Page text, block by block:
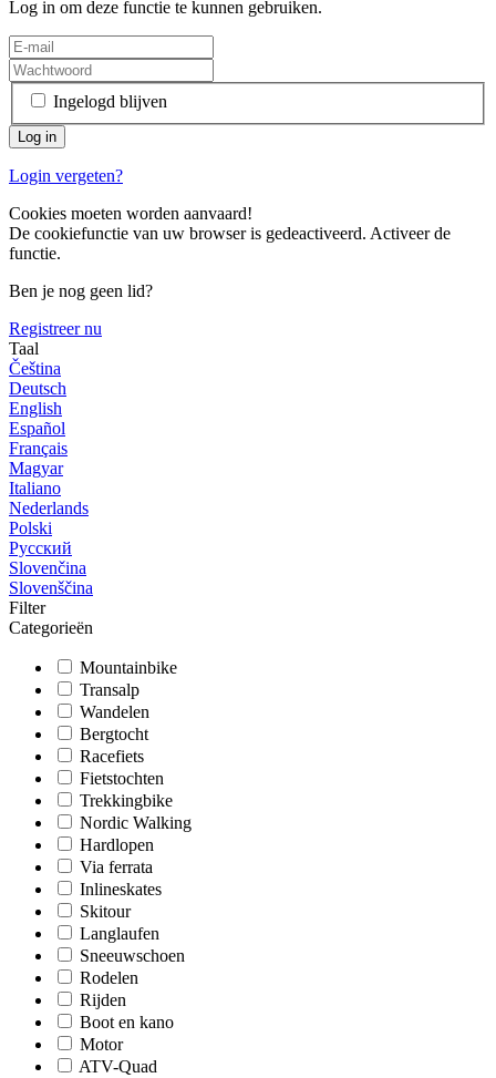
Log in om deze functie te kunnen gebruiken.
Ingelogd blijven
Login vergeten?
Cookies moeten worden aanvaard!
De cookiefunctie van uw browser is gedeactiveerd. Activeer de
functie.
Ben je nog geen lid?
Registreer nu
Taal
Čeština
Deutsch
English
Español
Français
Magyar
Italiano
Nederlands
Polski
Русский
Slovenčina
Slovenščina
Filter
Categorieën
Mountainbike
Transalp
Wandelen
Bergtocht
Racefiets
Fietstochten
Trekkingbike
Nordic Walking
Hardlopen
Via ferrata
Inlineskates
Skitour
Langlaufen
Sneeuwschoen
Rodelen
Rijden
Boot en kano
Motor
ATV-Quad